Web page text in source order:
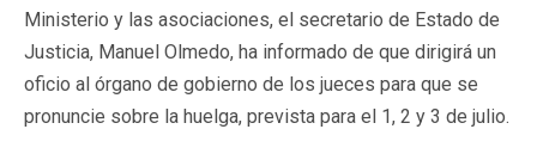
Ministerio y las asociaciones, el secretario de Estado de
Justicia, Manuel Olmedo, ha informado de que dirigirá un
oficio al órgano de gobierno de los jueces para que se
pronuncie sobre la huelga, prevista para el 1, 2 y 3 de julio.